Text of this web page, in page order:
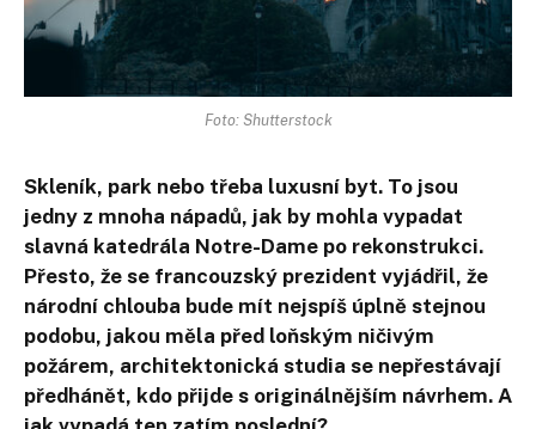
Foto: Shutterstock
Skleník, park nebo třeba luxusní byt. To jsou
jedny z mnoha nápadů, jak by mohla vypadat
slavná katedrála Notre-Dame po rekonstrukci.
Přesto, že se francouzský prezident vyjádřil, že
národní chlouba bude mít nejspíš úplně stejnou
podobu, jakou měla před loňským ničivým
požárem, architektonická studia se nepřestávají
předhánět, kdo přijde s originálnějším návrhem. A